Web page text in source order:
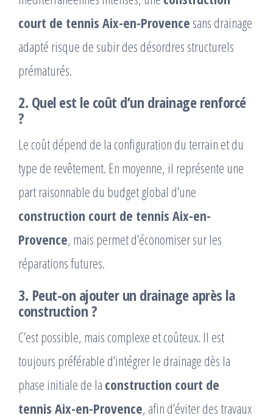
court de tennis Aix-en-Provence sans drainage
adapté risque de subir des désordres structurels
prématurés.
2. Quel est le coût d’un drainage renforcé
?
Le coût dépend de la configuration du terrain et du
type de revêtement. En moyenne, il représente une
part raisonnable du budget global d’une
construction court de tennis Aix-en-
Provence, mais permet d’économiser sur les
réparations futures.
3. Peut-on ajouter un drainage après la
construction ?
C’est possible, mais complexe et coûteux. Il est
toujours préférable d’intégrer le drainage dès la
phase initiale de la construction court de
tennis Aix-en-Provence, afin d’éviter des travaux